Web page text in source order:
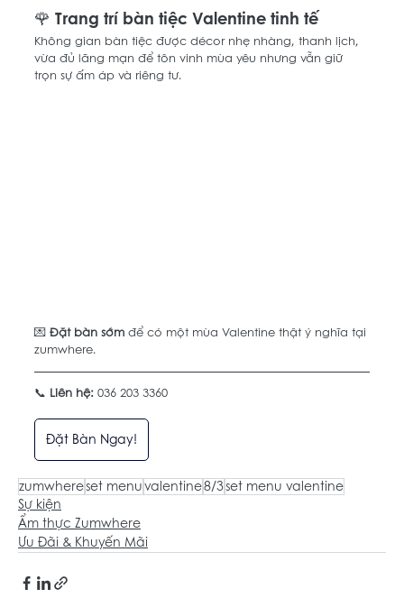
🌹 Trang trí bàn tiệc Valentine tinh tế
Không gian bàn tiệc được décor nhẹ nhàng, thanh lịch,
vừa đủ lãng mạn để tôn vinh mùa yêu nhưng vẫn giữ
trọn sự ấm áp và riêng tư.
💌 Đặt bàn sớm để có một mùa Valentine thật ý nghĩa tại
zumwhere.
📞 Liên hệ: 036 203 3360
Đặt Bàn Ngay!
zumwhereset menuvalentine8/3set menu valentine
Sự kiện
Ẩm thực Zumwhere
Ưu Đãi & Khuyến Mãi